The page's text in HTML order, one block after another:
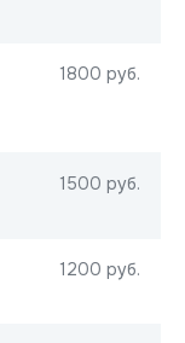
1800 руб.
1500 руб.
1200 руб.